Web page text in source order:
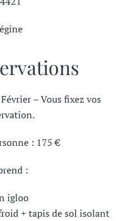
– Vous fixez vos
: 175 €
:
igloo
+ tapis de sol isolant